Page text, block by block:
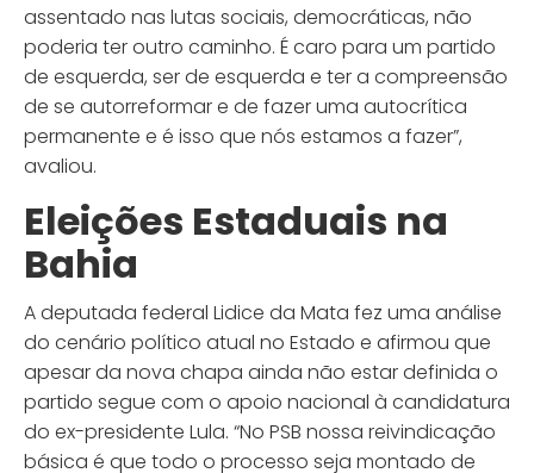
assentado nas lutas sociais, democráticas, não
poderia ter outro caminho. É caro para um partido
de esquerda, ser de esquerda e ter a compreensão
de se autorreformar e de fazer uma autocrítica
permanente e é isso que nós estamos a fazer”,
avaliou.
Eleições Estaduais na
Bahia
A deputada federal Lidice da Mata fez uma análise
do cenário político atual no Estado e afirmou que
apesar da nova chapa ainda não estar definida o
partido segue com o apoio nacional à candidatura
do ex-presidente Lula. “No PSB nossa reivindicação
básica é que todo o processo seja montado de